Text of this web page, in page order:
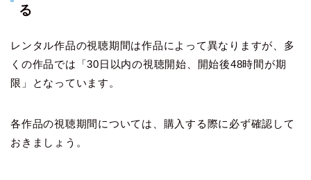
る
レンタル作品の視聴期間は作品によって異なりますが、多
くの作品では「30日以内の視聴開始、開始後48時間が期
限」となっています。
各作品の視聴期間については、購入する際に必ず確認して
おきましょう。